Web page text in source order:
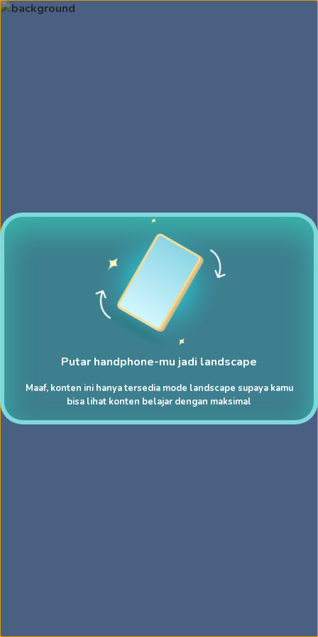
Putar handphone-mu jadi landscape
Maaf, konten ini hanya tersedia mode landscape supaya kamu
bisa lihat konten belajar dengan maksimal